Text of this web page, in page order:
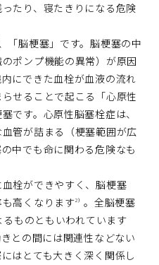
たり、寝たきりになる危険
「脳梗塞」です。脳梗塞の中
ポンプ機能の異常）が原因
にできた血栓が血液の流れ
せることで起こる「心原性
です。心原性脳塞栓症は、
管が詰まる（梗塞範囲が広
中でも命に関わる危険なも
栓ができやすく、脳梗塞
も高くなります2） 。全脳梗塞
ものともいわれています
との間には関連性などない
はとても大きく深く関係し